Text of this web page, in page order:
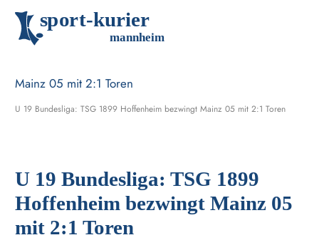
sport-kurier
mannheim
U 19 Bundesliga: TSG 1899 Hoffenheim bezwingt Mainz 05 mit 2:1 Toren
U 19 Bundesliga: TSG 1899
Hoffenheim bezwingt Mainz 05
mit 2:1 Toren